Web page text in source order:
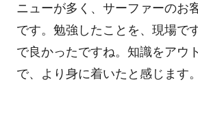
ニューが多く、サーファーのお
です。勉強したことを、現場で
で良かったですね。知識をアウ
で、より身に着いたと感じます。